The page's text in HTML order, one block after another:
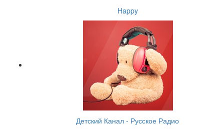
Happy
Детский Канал - Русское Радио